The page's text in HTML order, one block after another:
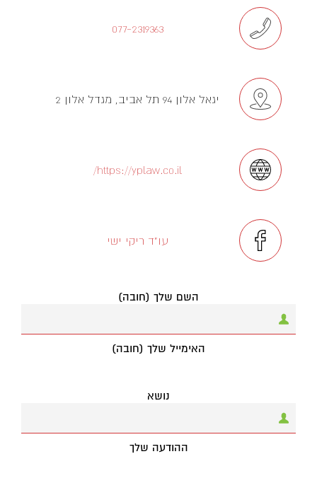
077-2319363
יגאל אלון 94 תל אביב, מגדל אלון 2
https://yplaw.co.il/
עו"ד ריקי ישי
השם שלך (חובה)
האימייל שלך (חובה)
נושא
ההודעה שלך